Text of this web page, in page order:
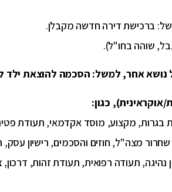
ברכישת דירה חדשה מקבלן.
שוהה בחו"ל).
נושא אחר, למשל: הסכמה להוצאת ילד
אוקראינית), כגון:
בגרות, מקצוע, מוסד אקדמאי, תעודת
שחרור מצה"ל, חוזים והסכמים, רישיון
תעודה רפואית, תעודת זהות, דרכון,